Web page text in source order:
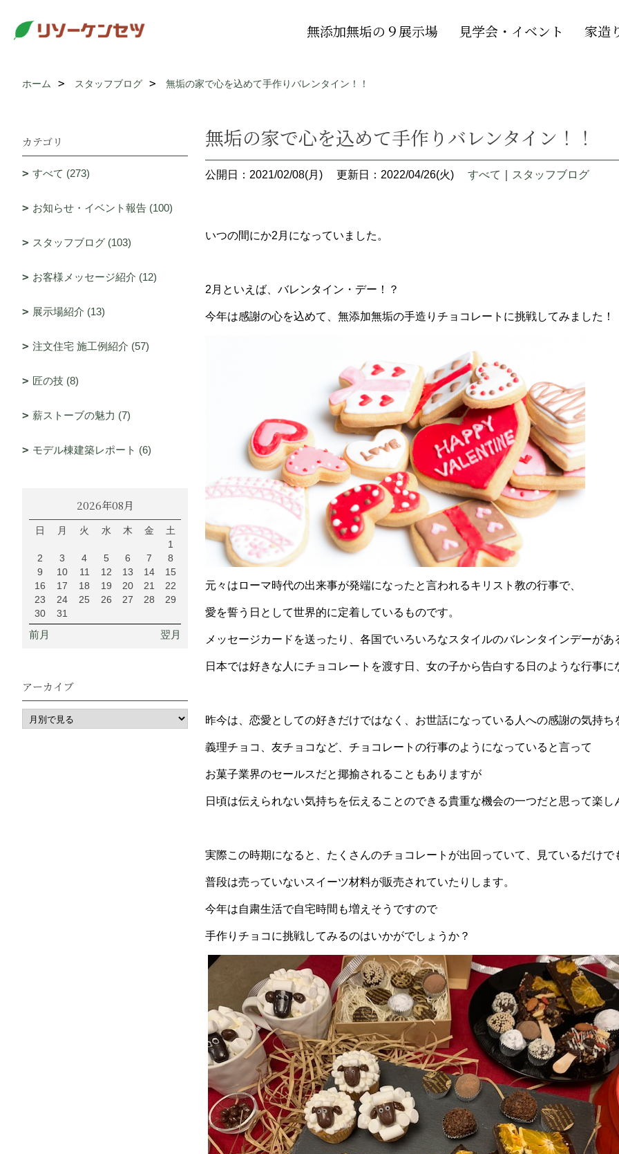
無添加無垢の９展示場 見学会・イベント 家造
ホーム スタッフブログ 無垢の家で心を込めて手作りバレンタイン！！
無垢の家で心を込めて手作りバレンタイン！！
公開日：2021/02/08(月) 更新日：2022/04/26(火) すべて スタッフブログ
いつの間にか2月になっていました。
2月といえば、バレンタイン・デー！？
今年は感謝の心を込めて、無添加無垢の手造りチョコレートに挑戦してみました！
元々はローマ時代の出来事が発端になったと言われるキリスト教の行事で、
愛を誓う日として世界的に定着しているものです。
メッセージカードを送ったり、各国でいろいろなスタイルのバレンタインデーがあ
日本では好きな人にチョコレートを渡す日、女の子から告白する日のような行事に
昨今は、恋愛としての好きだけではなく、お世話になっている人への感謝の気持
義理チョコ、友チョコなど、チョコレートの行事のようになっていると言って
お菓子業界のセールスだと揶揄されることもありますが
日頃は伝えられない気持ちを伝えることのできる貴重な機会の一つだと思って楽
実際この時期になると、たくさんのチョコレートが出回っていて、見ているだけで
普段は売っていないスイーツ材料が販売されていたりします。
今年は自粛生活で自宅時間も増えそうですので
手作りチョコに挑戦してみるのはいかがでしょうか？
カテゴリ
すべて (273)
お知らせ・イベント報告 (100)
スタッフブログ (103)
お客様メッセージ紹介 (12)
展示場紹介 (13)
注文住宅 施工例紹介 (57)
匠の技 (8)
薪ストーブの魅力 (7)
モデル棟建築レポート (6)
2026年08月
日 月 火 水 木 金
土
1
2
3 4 5 6 7
8
9
10 11 12 13 14
15
16
17 18 19 20 21
22
23
24 25 26 27 28
29
30
31
前月 翌月
アーカイブ